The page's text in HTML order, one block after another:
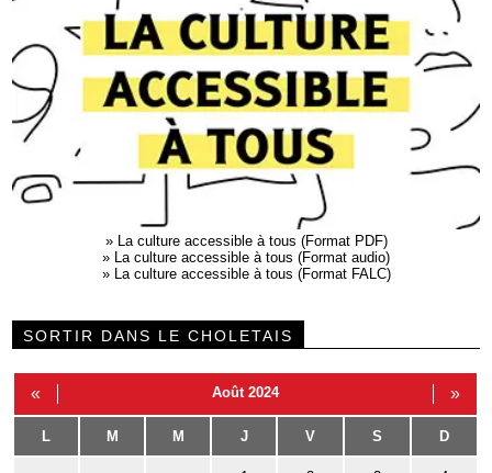
»
La culture accessible à tous (Format PDF)
»
La culture accessible à tous (Format audio)
»
La culture accessible à tous (Format FALC)
SORTIR DANS LE CHOLETAIS
« Août 2024 »
L M M J V S D